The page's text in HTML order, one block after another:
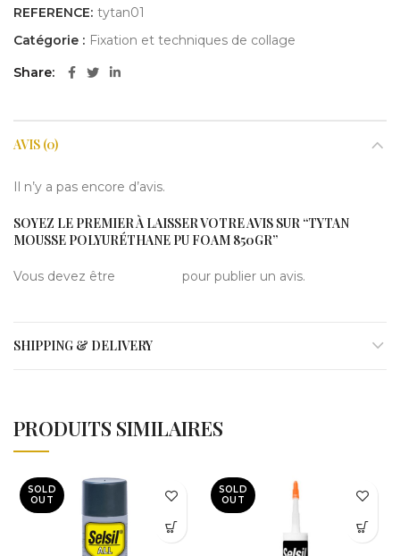
REFERENCE: tytan01
Catégorie : Fixation et techniques de collage
Share
AVIS (0)
Il n’y a pas encore d’avis.
SOYEZ LE PREMIER À LAISSER VOTRE AVIS SUR “TYTAN
MOUSSE POLYURÉTHANE PU FOAM 850GR”
Vous devez être pour publier un avis.
SHIPPING & DELIVERY
PRODUITS SIMILAIRES
SOLD
OUT
SOLD
OUT